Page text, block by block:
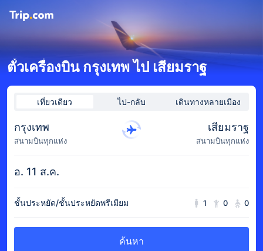
ตั๋วเครื่องบิน กรุงเทพ ไป เสียมราฐ
เที่ยวเดียว ไป-กลับ เดินทางหลายเมือง
กรุงเทพ
สนามบินทุกแห่ง
เสียมราฐ
สนามบินทุกแห่ง
อ. 11 ส.ค.
ชั้นประหยัด/ชั้นประหยัดพรีเมียม 1 0 0
ค้นหา